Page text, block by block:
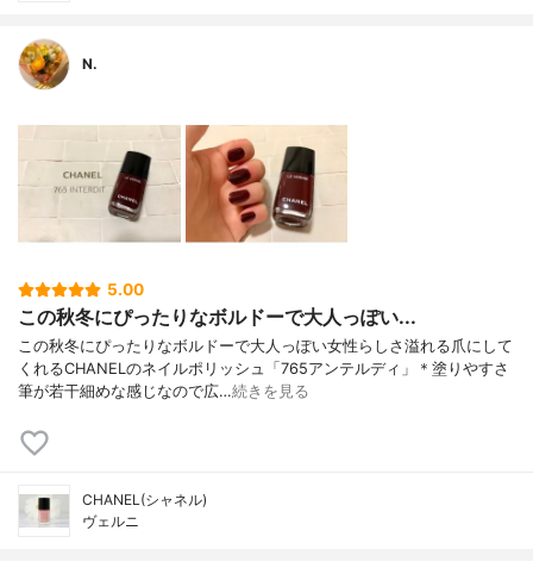
N.
5.00
この秋冬にぴったりなボルドーで大人っぽい...
この秋冬にぴったりなボルドーで大人っぽい女性らしさ溢れる爪にして
くれるCHANELのネイルポリッシュ「765アンテルディ」＊塗りやすさ
筆が若干細めな感じなので広…続きを見る
CHANEL(シャネル)
ヴェルニ